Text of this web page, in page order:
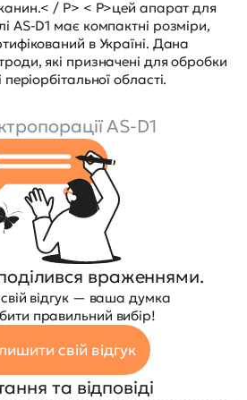
/ P> < P>цей апарат для
AS-D1 має компактні розміри,
в Україні. Дана
які призначені для обробки
області.
AS-D1
враженнями.
відгук — ваша думка
правильний вибір!
свій відгук
та відповіді